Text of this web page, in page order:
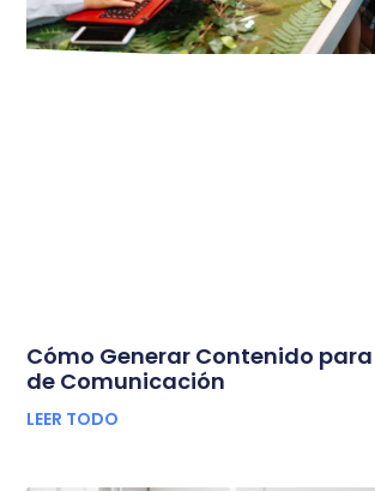
Cómo Generar Contenido
de Comunicación
LEER TODO